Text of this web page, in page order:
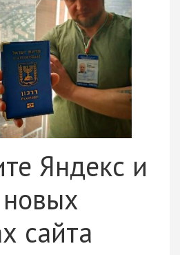
Яндекс и
сайта